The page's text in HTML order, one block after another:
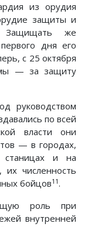
из орудия
защиты и
Защищать же
дня его
с 25 октября
— за защиту
руководством
по всей
власти они
— в городах,
станицах и на
численность
бойцов11.
роль при
внутренней